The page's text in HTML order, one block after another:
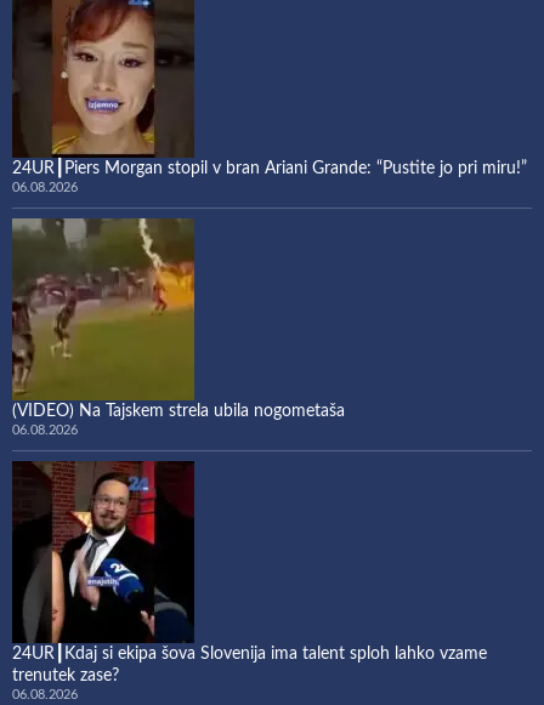
24UR┃Piers Morgan stopil v bran Ariani Grande: “Pustite jo pri miru!”
06.08.2026
(VIDEO) Na Tajskem strela ubila nogometaša
06.08.2026
24UR┃Kdaj si ekipa šova Slovenija ima talent sploh lahko vzame
trenutek zase?
06.08.2026